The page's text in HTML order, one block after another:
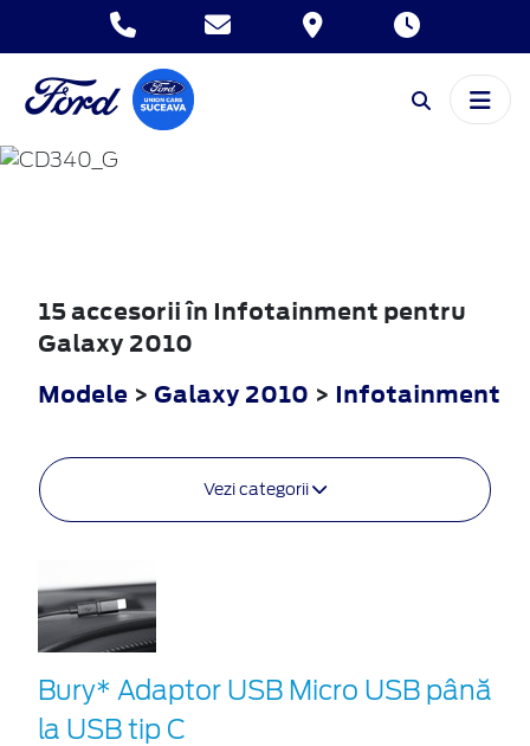
GALAXY
15 accesorii în Infotainment pentru
Galaxy 2010
Modele > Galaxy 2010 > Infotainment
Vezi categorii
Bury* Adaptor USB Micro USB până
la USB tip C